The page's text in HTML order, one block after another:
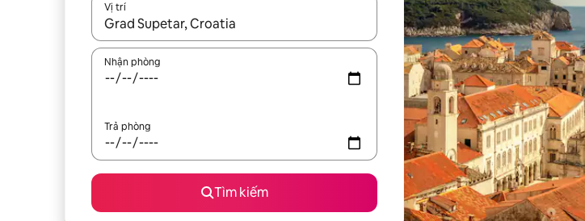
Vị trí
Khi có kết quả, hãy điều hướng bằng phím mũi tên lên và xuống hoặc khám phá bằng các
Nhận phòng
Trả phòng
Tìm kiếm